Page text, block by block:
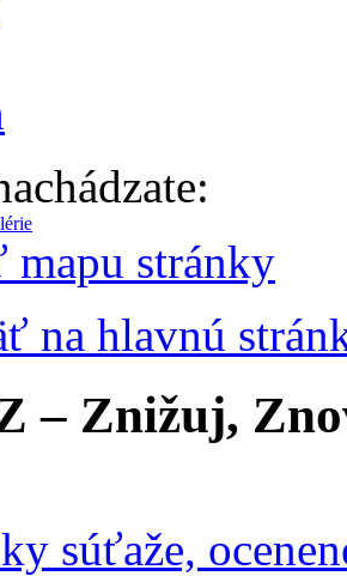
stránky
na hlavnú
– Znižuj,
súťaže,